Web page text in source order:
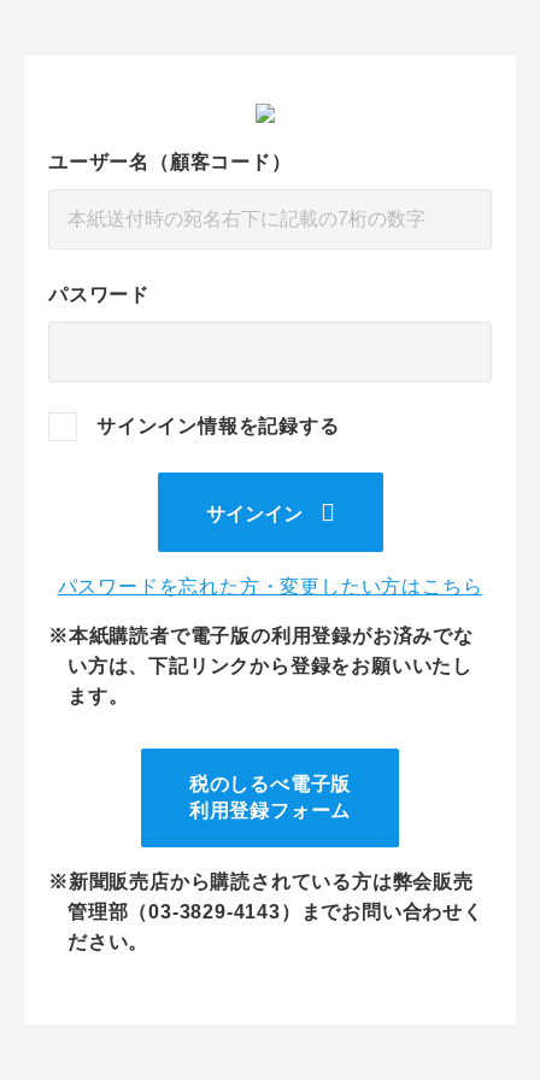
ユーザー名（顧客コード）
パスワード
サインイン情報を記録する
サインイン
パスワードを忘れた方・変更したい方はこちら
※本紙購読者で電子版の利用登録がお済みでな
い方は、下記リンクから登録をお願いいたし
ます。
税のしるべ電子版
利用登録フォーム
※新聞販売店から購読されている方は弊会販売
管理部（03-3829-4143）までお問い合わせく
ださい。